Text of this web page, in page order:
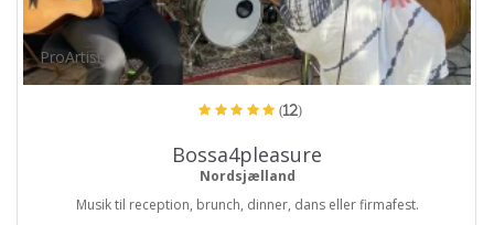
ProArtist
(12)
Bossa4pleasure
Nordsjælland
Musik til reception, brunch, dinner, dans eller firmafest.